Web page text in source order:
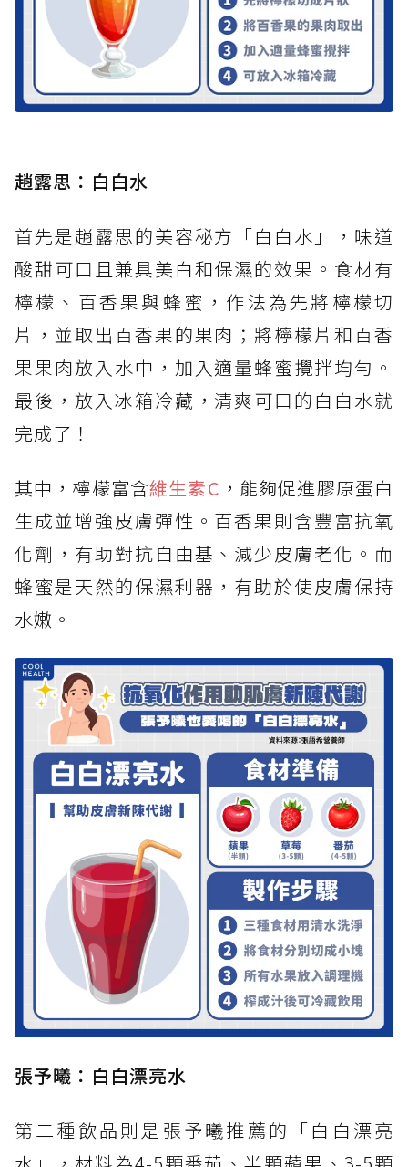
趙露思：白白水
首先是趙露思的美容秘方「白白水」，味道
酸甜可口且兼具美白和保濕的效果。食材有
檸檬、百香果與蜂蜜，作法為先將檸檬切
片，並取出百香果的果肉；將檸檬片和百香
果果肉放入水中，加入適量蜂蜜攪拌均勻。
最後，放入冰箱冷藏，清爽可口的白白水就
完成了！
其中，檸檬富含維生素C ，能夠促進膠原蛋白
生成並增強皮膚彈性。百香果則含豐富抗氧
化劑，有助對抗自由基、減少皮膚老化。而
蜂蜜是天然的保濕利器，有助於使皮膚保持
水嫩。
張予曦：白白漂亮水
第二種飲品則是張予曦推薦的「白白漂亮